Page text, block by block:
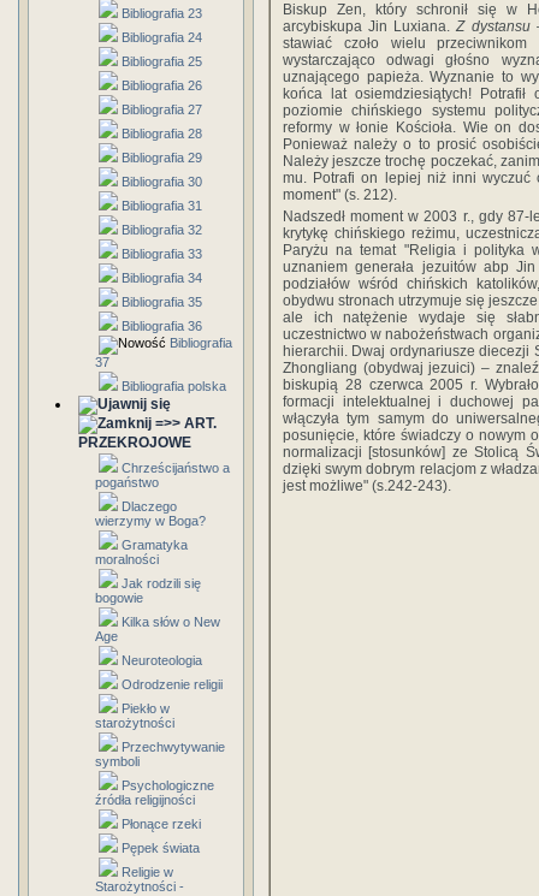
Bibliografia 23
Bibliografia 24
Bibliografia 25
Bibliografia 26
Bibliografia 27
Bibliografia 28
Bibliografia 29
Bibliografia 30
Bibliografia 31
Bibliografia 32
Bibliografia 33
Bibliografia 34
Bibliografia 35
Bibliografia 36
Bibliografia
37
Bibliografia polska
=>> ART.
PRZEKROJOWE
Chrześcijaństwo a
pogaństwo
Dlaczego
wierzymy w Boga?
Gramatyka
moralności
Jak rodzili się
bogowie
Kilka słów o New
Age
Neuroteologia
Odrodzenie religii
Piekło w
starożytności
Przechwytywanie
symboli
Psychologiczne
źródła religijności
Płonące rzeki
Pępek świata
Religie w
Starożytności -
Biskup Zen, który schronił się w
arcybiskupa Jin Luxiana.Z dystansu
stawiać czoło wielu
wystarczająco odwagi głośno
uznającego papieża. Wyznanie to
końca lat osiemdziesiątych!
poziomie chińskiego systemu
reformy w łonie Kościoła. Wie on
Ponieważ należy o to prosić
Należy jeszcze trochę poczekać,
mu. Potrafi on lepiej niż inni wyczuć
moment" (s. 212).
Nadszedł moment w 2003 r., gdy
krytykę chińskiego reżimu,
Paryżu na temat "Religia i polityka
uznaniem generała jezuitów abp
podziałów wśród chińskich
obydwu stronach utrzymuje się
ale ich natężenie wydaje się
uczestnictwo w nabożeństwach
hierarchii. Dwaj ordynariusze diecezji
Zhongliang (obydwaj jezuici) –
biskupią 28 czerwca 2005 r.
formacji intelektualnej i duchowej
włączyła tym samym do
posunięcie, które świadczy o nowym
normalizacji [stosunków] ze Stolicą
dzięki swym dobrym relacjom z
jest możliwe" (s.242-243).